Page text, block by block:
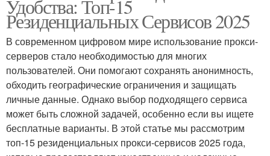
Удобства: Топ-15
Резиденциальных Сервисов 2025
В современном цифровом мире использование прокси-
серверов стало необходимостью для многих
пользователей. Они помогают сохранять анонимность,
обходить географические ограничения и защищать
личные данные. Однако выбор подходящего сервиса
может быть сложной задачей, особенно если вы ищете
бесплатные варианты. В этой статье мы рассмотрим
топ-15 резиденциальных прокси-сервисов 2025 года,